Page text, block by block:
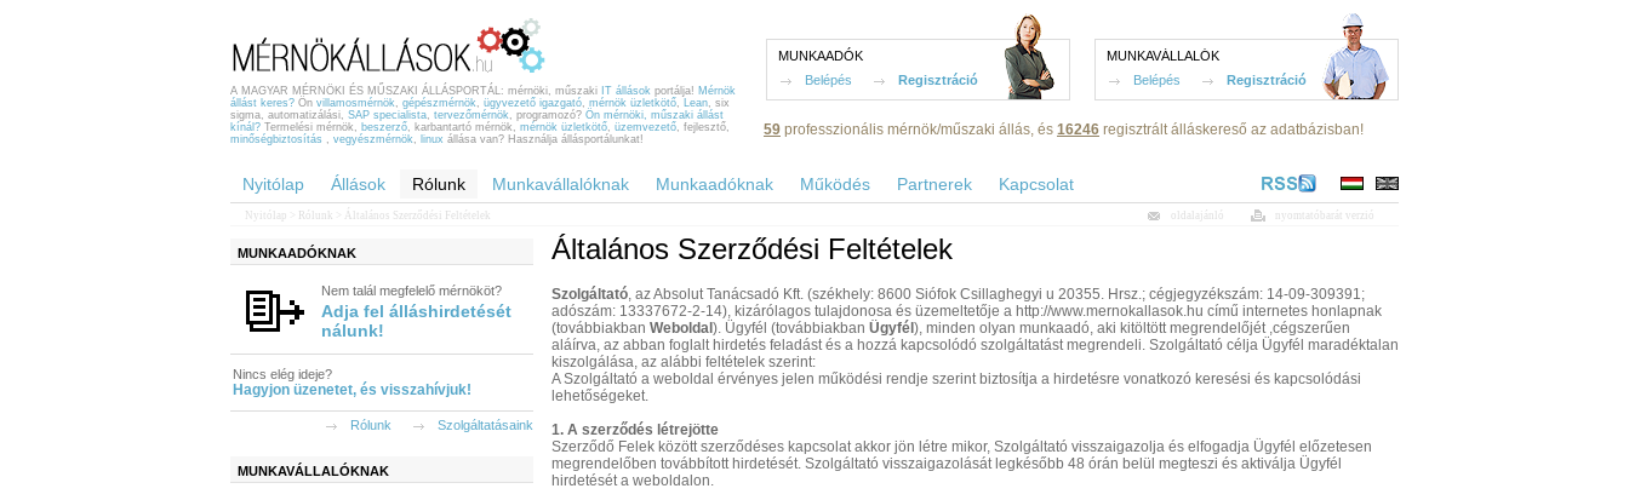
A MAGYAR MÉRNÖKI ÉS MŰSZAKI ÁLLÁSPORTÁL: mérnöki, műszaki IT állások portálja! Mérnök
állást keres? Ön villamosmérnök, gépészmérnök, ügyvezető igazgató, mérnök üzletkötő, Lean, six
sigma, automatizálási, SAP specialista, tervezőmérnök, programozó? Ön mérnöki, műszaki állást
kínál? Termelési mérnök, beszerző, karbantartó mérnök, mérnök üzletkötő, üzemvezető, fejlesztő,
minőségbiztosítás , vegyészmérnök, linux állása van? Használja állásportálunkat!
59 professzionális mérnök/műszaki állás, és 16246 regisztrált álláskereső az adatbázisban!
MUNKAADÓK
Belépés
Regisztráció
MUNKAVÁLLALÓK
Belépés
Regisztráció
Nyitólap Állások Rólunk Munkavállalóknak Munkaadóknak Működés Partnerek Kapcsolat
Nyitólap Rólunk > Általános Szerződési Feltételek oldalajánló nyomtatóbarát verzió
MUNKAADÓKNAK
Nem talál megfelelő mérnököt?
Adja fel álláshirdetését
nálunk!
Nincs elég ideje?
Hagyjon üzenetet, és visszahívjuk!
Rólunk Szolgáltatásaink
MUNKAVÁLLALÓKNAK
Általános Szerződési Feltételek
Szolgáltató, az Absolut Tanácsadó Kft. (székhely: 8600 Siófok Csillaghegyi u 20355. Hrsz.; cégjegyzékszám: 14-09-309391;
adószám: 13337672-2-14), kizárólagos tulajdonosa és üzemeltetője a http://www.mernokallasok.hu című internetes honlapnak
(továbbiakban Weboldal ). Ügyfél (továbbiakban Ügyfél ), minden olyan munkaadó, aki kitöltött megrendelőjét ,cégszerűen
aláírva, az abban foglalt hirdetés feladást és a hozzá kapcsolódó szolgáltatást megrendeli. Szolgáltató célja Ügyfél maradéktalan
kiszolgálása, az alábbi feltételek szerint:
A Szolgáltató a weboldal érvényes jelen működési rendje szerint biztosítja a hirdetésre vonatkozó keresési és kapcsolódási
lehetőségeket.
1. A szerződés létrejötte
Szerződő Felek között szerződéses kapcsolat akkor jön létre mikor, Szolgáltató visszaigazolja és elfogadja Ügyfél előzetesen
megrendelőben továbbított hirdetését. Szolgáltató visszaigazolását legkésőbb 48 órán belül megteszi és aktiválja Ügyfél
hirdetését a weboldalon.